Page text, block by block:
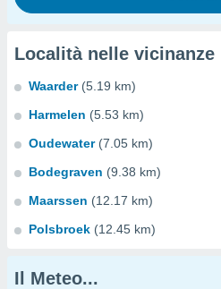
Località nelle vicinanze
Waarder (5.19 km)
Harmelen (5.53 km)
Oudewater (7.05 km)
Bodegraven (9.38 km)
Maarssen (12.17 km)
Polsbroek (12.45 km)
Il Meteo...